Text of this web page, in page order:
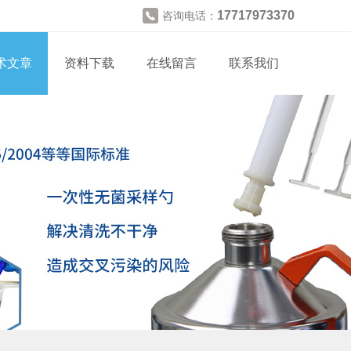
咨询电话： 17717973370
文章 资料下载 在线留言 联系我们